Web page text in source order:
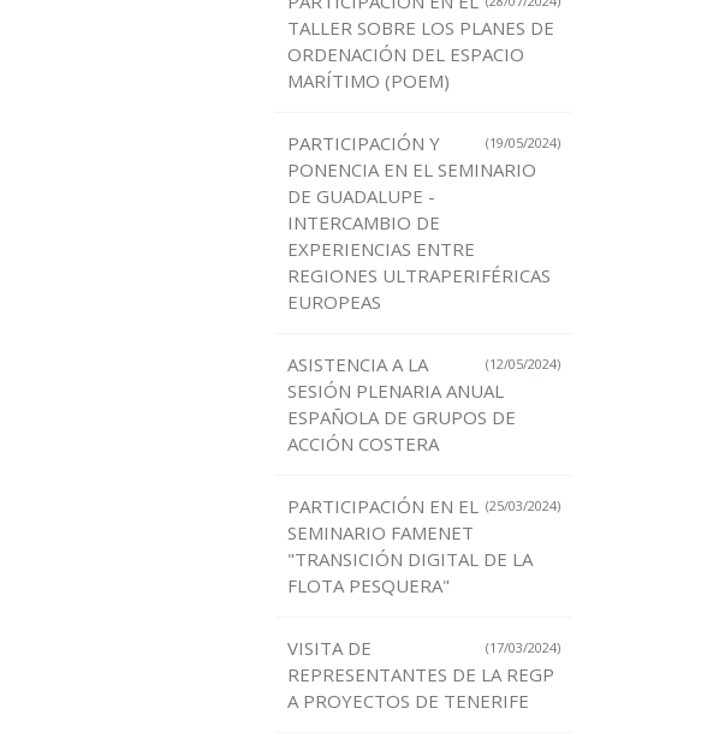
TALLER SOBRE LOS PLANES DE
ORDENACIÓN DEL ESPACIO
MARÍTIMO (POEM)
(19/05/2024)
PARTICIPACIÓN Y
PONENCIA EN EL SEMINARIO
DE GUADALUPE -
INTERCAMBIO DE
EXPERIENCIAS ENTRE
REGIONES ULTRAPERIFÉRICAS
EUROPEAS
(12/05/2024)
ASISTENCIA A LA
SESIÓN PLENARIA ANUAL
ESPAÑOLA DE GRUPOS DE
ACCIÓN COSTERA
(25/03/2024)
PARTICIPACIÓN EN EL
SEMINARIO FAMENET
"TRANSICIÓN DIGITAL DE LA
FLOTA PESQUERA"
(17/03/2024)
VISITA DE
REPRESENTANTES DE LA REGP
A PROYECTOS DE TENERIFE